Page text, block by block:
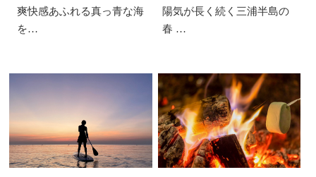
爽快感あふれる真っ青な海
を…
陽気が長く続く三浦半島の
春 …